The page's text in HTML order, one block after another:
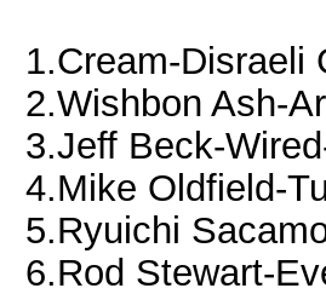
1.Cream-Disraeli
2.Wishbon Ash-
3.Jeff Beck-
4.Mike Oldfield-
5.Ryuichi
6.Rod Stewart-